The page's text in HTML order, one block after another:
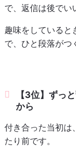
で、返信は後でい
趣味をしていると
で、ひと段落がつ
【3位】ずっ
から
付き合った当初は
たり前です。